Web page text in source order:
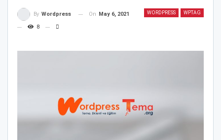
WORDPRESS WPTAG
By Wordpress On May 6, 2021
8